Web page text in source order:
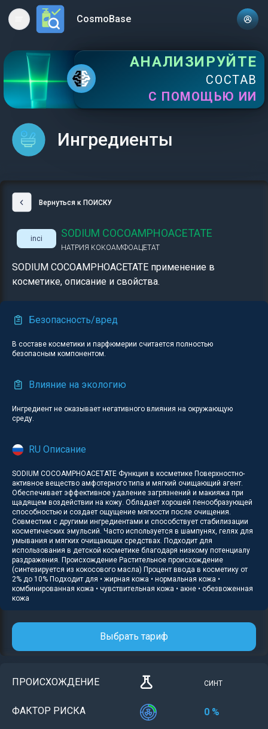
Open main menuCosmoBase
АНАЛИЗИРУЙТЕ
СОСТАВ
С ПОМОЩЬЮ ИИ
Ингредиенты
Вернуться к ПОИСКУ
inci SODIUM COCOAMPHOACETATE
НАТРИЯ КОКОАМФОАЦЕТАТ
SODIUM COCOAMPHOACETATE применение в
косметике, описание и свойства.
Безопасность/вред
В составе косметики и парфюмерии считается полностью
безопасным компонентом.
Влияние на экологию
Ингредиент не оказывает негативного влияния на окружающую
среду.
RU Описание
SODIUM COCOAMPHOACETATE Функция в косметике Поверхностно-
активное вещество амфотерного типа и мягкий очищающий агент.
Обеспечивает эффективное удаление загрязнений и макияжа при
щадящем воздействии на кожу. Обладает хорошей пенообразующей
способностью и создает ощущение мягкости после очищения.
Совместим с другими ингредиентами и способствует стабилизации
косметических эмульсий. Часто используется в шампунях, гелях для
умывания и мягких очищающих средствах. Подходит для
использования в детской косметике благодаря низкому потенциалу
раздражения. Происхождение Растительное происхождение
(синтезируется из кокосового масла) Процент ввода в косметику от
2% до 10% Подходит для • жирная кожа • нормальная кожа •
комбинированная кожа • чувствительная кожа • акне • обезвоженная
кожа
Выбрать тариф
ПРОИСХОЖДЕНИЕ СИНТ
ФАКТОР РИСКА 0 %